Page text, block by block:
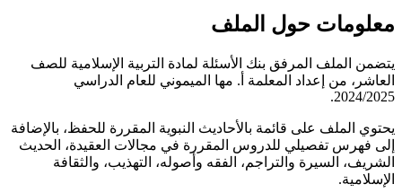
معلومات حول الملف
يتضمن الملف المرفق بنك الأسئلة لمادة التربية الإسلامية للصف
العاشر، من إعداد المعلمة أ. مها الميموني للعام الدراسي
2024/2025.
يحتوي الملف على قائمة بالأحاديث النبوية المقررة للحفظ، بالإضافة
إلى فهرس تفصيلي للدروس المقررة في مجالات العقيدة، الحديث
الشريف، السيرة والتراجم، الفقه وأصوله، التهذيب، والثقافة
الإسلامية.